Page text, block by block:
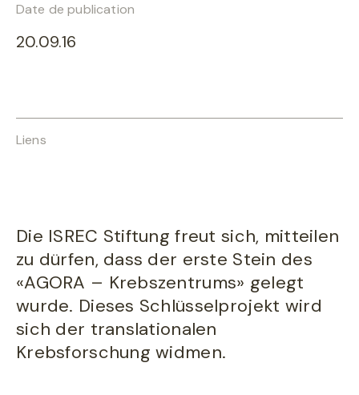
Date de publication
20.09.16
Liens
Die ISREC Stiftung freut sich, mitteilen
zu dürfen, dass der erste Stein des
«AGORA – Krebszentrums» gelegt
wurde. Dieses Schlüsselprojekt wird
sich der translationalen
Krebsforschung widmen.